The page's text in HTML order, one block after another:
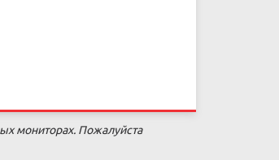
мониторах. Пожалуйста